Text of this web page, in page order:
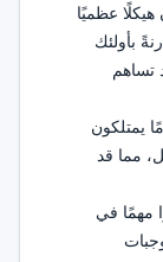
عظميًا
بأولئك
تساهم
يمتلكون
مما قد
مهمًا في